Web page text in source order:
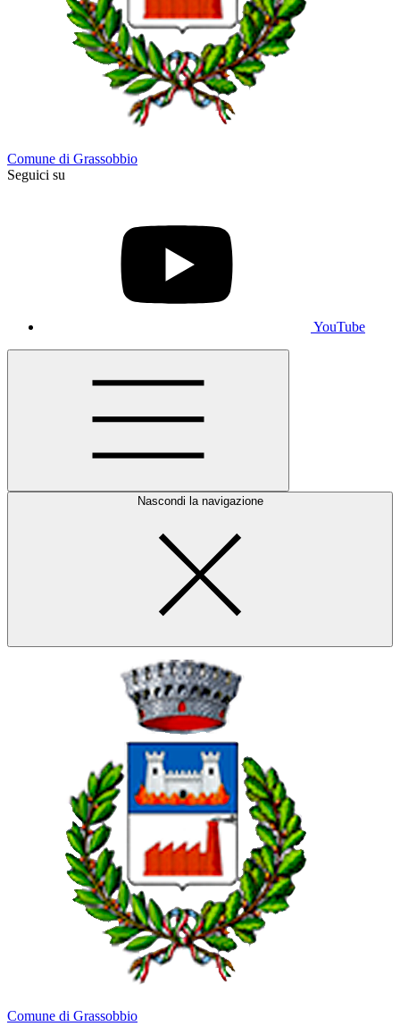
Comune di Grassobbio
Seguici su
YouTube
Nascondi la navigazione
Comune di Grassobbio